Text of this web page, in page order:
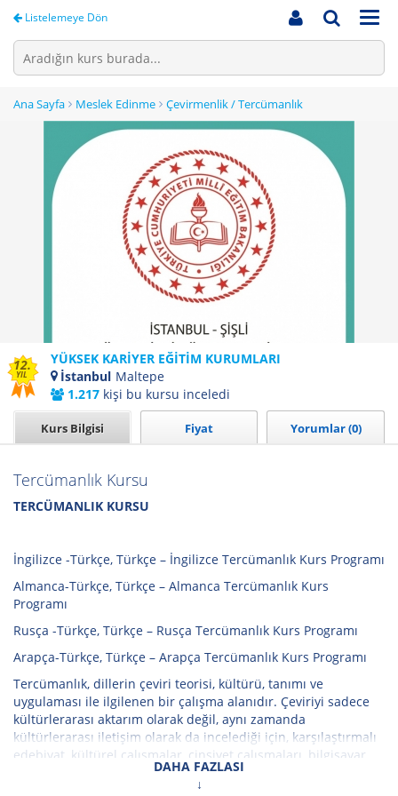
Listelemeye Dön
Ana Sayfa Meslek Edinme Çevirmenlik / Tercümanlık
12.
YIL
YÜKSEK KARİYER EĞİTİM KURUMLARI
İstanbul Maltepe
1.217 kişi bu kursu inceledi
Kurs Bilgisi Fiyat Yorumlar (0)
Tercümanlık Kursu
TERCÜMANLIK KURSU
İngilizce -Türkçe, Türkçe – İngilizce Tercümanlık Kurs Programı
Almanca-Türkçe, Türkçe – Almanca Tercümanlık Kurs
Programı
Rusça -Türkçe, Türkçe – Rusça Tercümanlık Kurs Programı
Arapça-Türkçe, Türkçe – Arapça Tercümanlık Kurs Programı
Tercümanlık, dillerin çeviri teorisi, kültürü, tanımı ve
uygulaması ile ilgilenen bir çalışma alanıdır. Çeviriyi sadece
kültürlerarası aktarım olarak değil, aynı zamanda
kültürlerarası iletişim olarak da incelediği için, karşılaştırmalı
edebiyat, kültürel çalışmalar, cinsiyet çalışmaları, bilgisayar
bilimi, tarih, dilbilim, felsefe gibi diğer bilgi alanlarına da
değinen bir disiplinler arası olarak da tanımlanabilir.
DAHA FAZLASI